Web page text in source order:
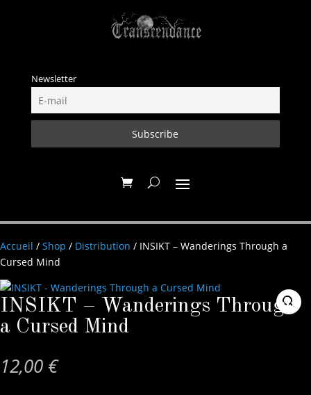
Newsletter
Accueil / Shop / Distribution / INSIKT – Wanderings Through a
Cursed Mind
INSIKT – Wanderings Through
a Cursed Mind
12,00 €